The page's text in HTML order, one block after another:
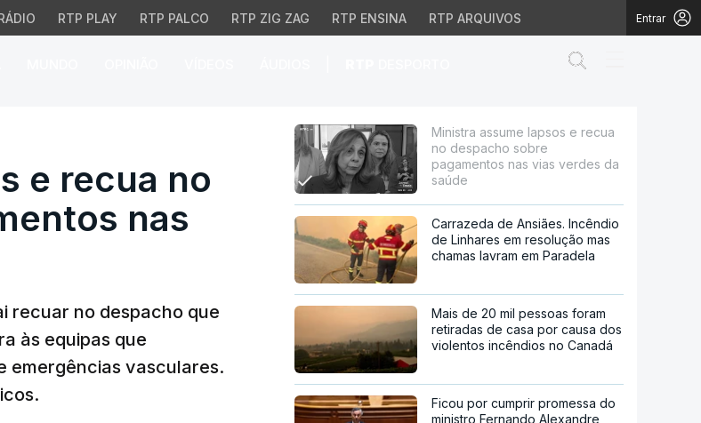
RTP PLAY RTP PALCO RTP ZIG ZAG RTP ENSINA RTP ARQUIVOS Entrar
recua no despacho sobre
e recua no
nas
recuar no despacho que
às equipas que
emergências vasculares.
Ministra assume lapsos e recua
no despacho sobre
pagamentos nas vias verdes da
saúde
Carrazeda de Ansiães. Incêndio
de Linhares em resolução mas
chamas lavram em Paradela
Mais de 20 mil pessoas foram
retiradas de casa por causa dos
violentos incêndios no Canadá
Ficou por cumprir promessa do
ministro Fernando Alexandre